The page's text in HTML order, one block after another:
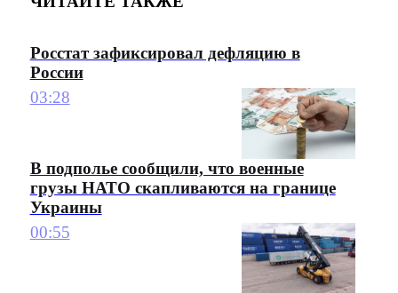
Росстат зафиксировал дефляцию в
России
03:28
В подполье сообщили, что военные
грузы НАТО скапливаются на границе
Украины
00:55